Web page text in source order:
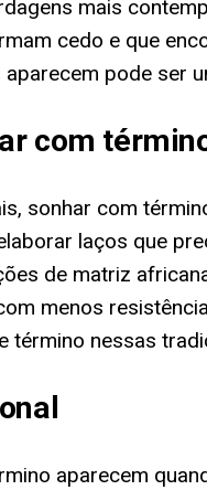
mais
cedo e que
pode ser
com
sonhar com
laços que
de matriz
menos
término nessas
aparecem